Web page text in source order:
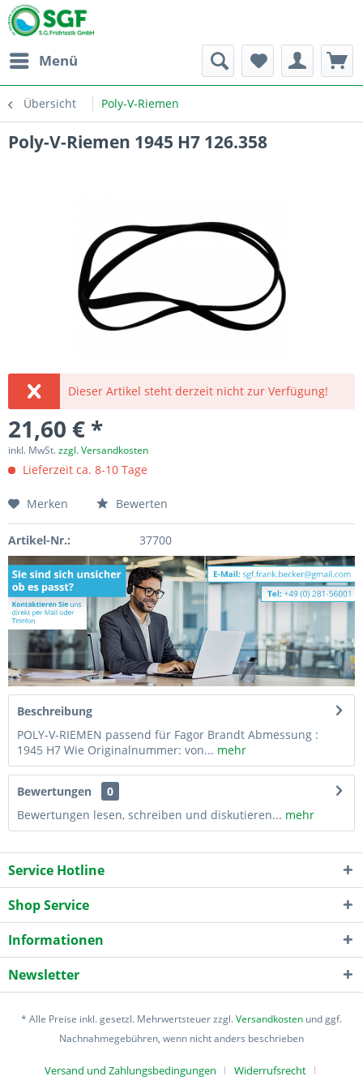
Menü
Übersicht Poly-V-Riemen
Poly-V-Riemen 1945 H7 126.358
Dieser Artikel steht derzeit nicht zur Verfügung!
21,60 € *
inkl. MwSt.zzgl. Versandkosten
Lieferzeit ca. 8-10 Tage
Merken Bewerten
Artikel-Nr.: 37700
Beschreibung
POLY-V-RIEMEN passend für Fagor Brandt Abmessung :
1945 H7 Wie Originalnummer: von... mehr
Bewertungen
0
Bewertungen lesen, schreiben und diskutieren... mehr
Service Hotline
Shop Service
Informationen
Newsletter
* Alle Preise inkl. gesetzl. Mehrwertsteuer zzgl.Versandkosten und ggf.
Nachnahmegebühren, wenn nicht anders beschrieben
Versand und Zahlungsbedingungen Widerrufsrecht